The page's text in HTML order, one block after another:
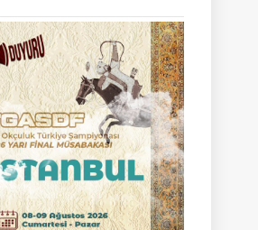
KÖKBÖRÜ
LİGİ
|
Yarı
Final
Müsabakası
15
Ağustos
2026